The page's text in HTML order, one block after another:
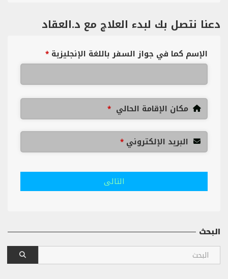
دعنا نتصل بك لبدء العلاج مع د.العقاد
الإسم كما في جواز السفر باللغة الإنجليزية *
مكان الإقامة الحالي *
البريد الإلكتروني *
التالى
البحث